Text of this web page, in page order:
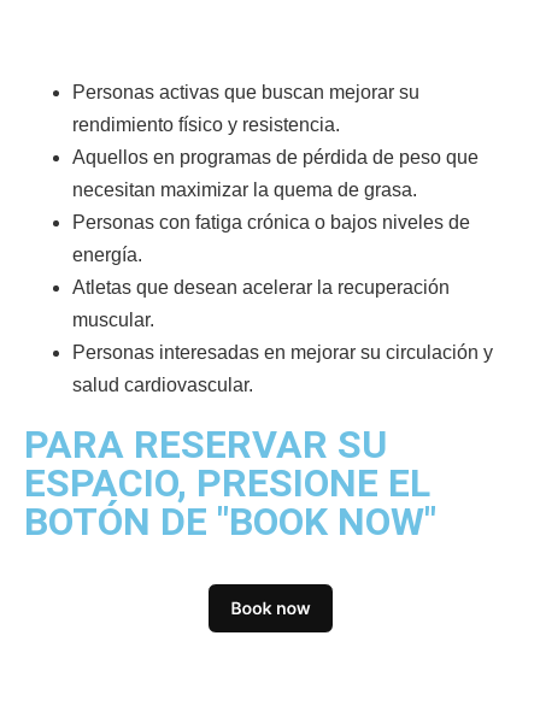
Personas activas que buscan mejorar su
rendimiento físico y resistencia.
Aquellos en programas de pérdida de peso que
necesitan maximizar la quema de grasa.
Personas con fatiga crónica o bajos niveles de
energía.
Atletas que desean acelerar la recuperación
muscular.
Personas interesadas en mejorar su circulación y
salud cardiovascular.
PARA RESERVAR SU
ESPACIO, PRESIONE EL
BOTÓN DE "BOOK NOW"